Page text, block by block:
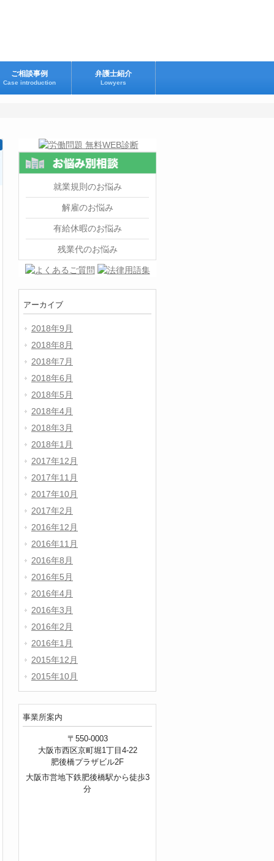
ご相談事例
Case introduction
弁護士紹介
Lowyers
就業規則のお悩み
解雇のお悩み
有給休暇のお悩み
残業代のお悩み
アーカイブ
2018年9月
2018年8月
2018年7月
2018年6月
2018年5月
2018年4月
2018年3月
2018年1月
2017年12月
2017年11月
2017年10月
2017年2月
2016年12月
2016年11月
2016年8月
2016年5月
2016年4月
2016年3月
2016年2月
2016年1月
2015年12月
2015年10月
事業所案内
〒550-0003
大阪市西区京町堀1丁目4-22
肥後橋プラザビル2F
大阪市営地下鉄肥後橋駅から徒歩3
分